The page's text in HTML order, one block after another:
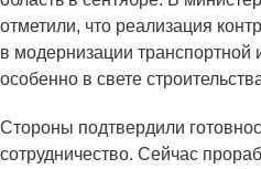
отметили, что реализация
в модернизации транспортной
особенно в свете
Стороны подтвердили
сотрудничество. Сейчас